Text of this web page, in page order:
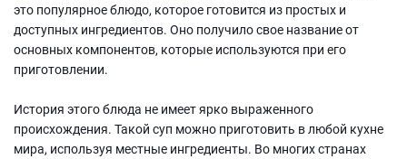
это популярное блюдо, которое готовится из простых и
доступных ингредиентов. Оно получило свое название от
основных компонентов, которые используются при его
приготовлении.
История этого блюда не имеет ярко выраженного
происхождения. Такой суп можно приготовить в любой кухне
мира, используя местные ингредиенты. Во многих странах